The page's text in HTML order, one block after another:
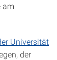
am
Universität
der